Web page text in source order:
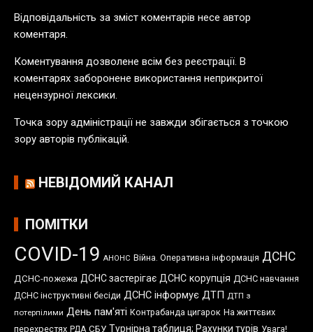
і
к
Відповідальність за зміст коментарів несе автор
коментаря.
Коментування дозволене всім без реєстрації. В
коментарях заборонене використання неприкритої
нецензурної лексики.
Точка зору адміністрації не завжди збігається з точкою
зору авторів публікацій.
НЕВІДОМИЙ КАНАЛ
ПОМІТКИ
COVID-19 АНОНС Війна. Оперативна інформація ДСНС
ДСНС-пожежа ДСНС застерігає ДСНС корупція ДСНС навчання
ДСНС інструктивні бесіди ДСНС інформує ДТП ДТП з
потерпілими День пам'яті Контрабанда цигарок На життєвих
перехрестях РДА СБУ Турнірна таблиця; Рахунки турів Увага!